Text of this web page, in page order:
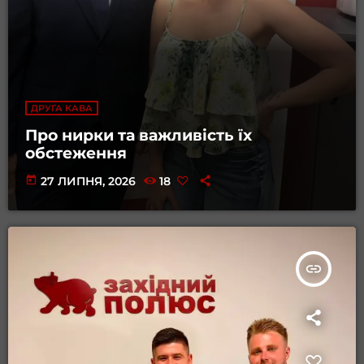
ДРУГА КАВА
Про нирки та важливість їх
обстеження
today 27 ЛИПНЯ, 2026 18
insert_link